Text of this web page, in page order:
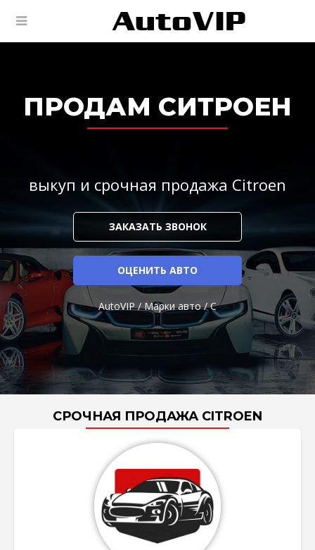
ПРОДАМ СИТРОЕН
выкуп и срочная продажа Citroen
ЗАКАЗАТЬ ЗВОНОК
ОЦЕНИТЬ АВТО
AutoVIP/Марки авто/C
СРОЧНАЯ ПРОДАЖА CITROEN